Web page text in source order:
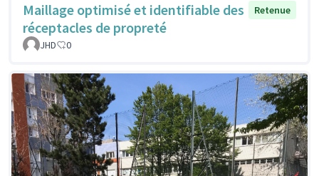
Maillage optimisé et identifiable des
réceptacles de propreté
Retenue
JHD 0